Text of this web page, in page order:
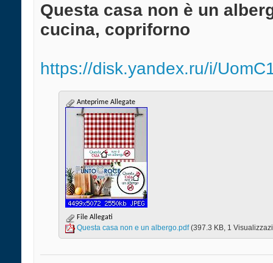
Questa casa non è un
cucina, copriforno
https://disk.yandex.ru/i/
Anteprime Allegate
File Allegati
Questa casa non e un albergo.pdf‎ (397.3 KB, 1